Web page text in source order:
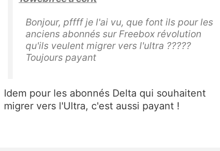
Bonjour, pffff je l'ai vu, que font ils pour les
anciens abonnés sur Freebox révolution
qu'ils veulent migrer vers l'ultra ?????
Toujours payant
Idem pour les abonnés Delta qui souhaitent
migrer vers l'Ultra, c'est aussi payant !